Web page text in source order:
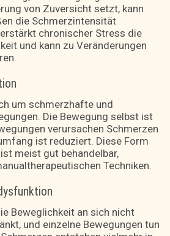
von Zuversicht setzt, kann
die Schmerzintensität
chronischer Stress die
und kann zu Veränderungen
um schmerzhafte und
Die Bewegung selbst ist
verursachen Schmerzen
ist reduziert. Diese Form
meist gut behandelbar,
Techniken.
Beweglichkeit an sich nicht
und einzelne Bewegungen tun